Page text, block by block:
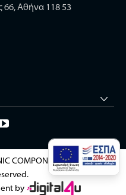
66, Αθήνα 118 53
COMPONENTS.
by